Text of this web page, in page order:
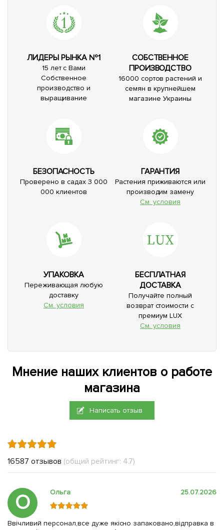
ЛИДЕРЫ РЫНКА №1
15 лет с Вами
Собственное
производство и
выращивание
СОБСТВЕННОЕ
ПРОИЗВОДСТВО
16000 сортов растений и
семян в крупнейшем
магазине Украины
БЕЗОПАСНОСТЬ
Проверено в садах 3 000
000 клиентов
ГАРАНТИЯ
Растения приживаются или
производим замену
См. условия
УПАКОВКА
Переживающая любую
доставку
См. условия
БЕСПЛАТНАЯ
ДОСТАВКА
Получайте полный
возврат стоимости с
премиум LUX
См. условия
Мнение наших клиентов о работе
магазина
Написать отзыв
16587 отзывов (общий рейтинг: 4.7)
О Ольга 25.07.2026
Ввічливий персонал,все дуже якісно запаковано,відправка в